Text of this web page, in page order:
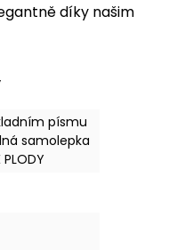
díky našim
písmu
samolepka